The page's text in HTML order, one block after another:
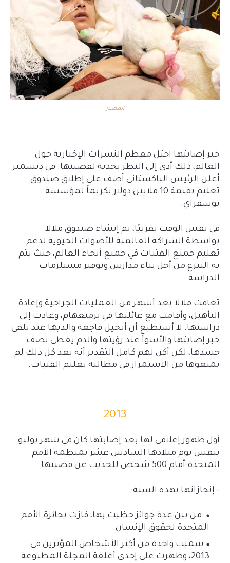
المصدر
خبر إصابتها احتل معظم النشرات الإخبارية حول
العالم، ذلك أدى إلى النظر بجدية لقضيتها. في ديسمبر
أعلن الرئيس الباكستاني آصف علي إطلاق صندوق
تعليم بقيمة 10 ملايين دولار تكريماً لمؤسسة
يوسفزاي.
في نفس الوقت تقريبًا، تم إنشاء صندوق ملالا
بواسطة الشراكة العالمية للأصوات الحيوية لدعم
تعليم جميع الفتيات في جميع أنحاء العالم، حيث يتم
به التبرع من أجل بناء مدارس وتوفير مستلزمات
الدراسة.
تعافت ملالا بعد أشهر من العمليات الجراحية وإعادة
التأهيل، وأقامت مع عائلتها في برمنغهام، وعادت إلى
دراستها. لا أستطيع أن أتخيل فاجعة والديها عند تلقي
خبر إصابتها والأسوأ عند رؤيتها والدم يغطي نصف
جسدها، لكن أكن لهم كامل التقدير أنه بعد كل ذلك لم
يمنعوها من الاستمرار في مطالبة تعليم الفتيات.
2013
أول ظهور إعلامي لها بعد إصابتها كان في شهر يوليو
بنفس يوم ميلادها السادس عشر بمنظمة الأمم
المتحدة أمام 500 شخص للحديث عن قضيتها.
- إنجازاتها بهذه السنة:
من بين عدة جوائز حظيت بها، فازت بجائزة الأمم
المتحدة لحقوق الإنسان.
سميت واحدة من أكثر الأشخاص المؤثرين في
2013، وظهرت على إحدى أغلفة المجلة المطبوعة.